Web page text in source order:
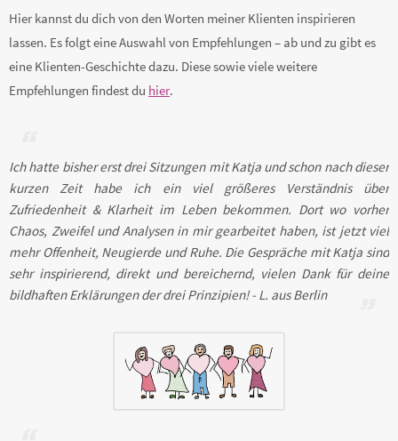
Hier kannst du dich von den Worten meiner Klienten inspirieren
lassen. Es folgt eine Auswahl von Empfehlungen – ab und zu gibt es
eine Klienten-Geschichte dazu. Diese sowie viele weitere
Empfehlungen findest du hier.
Ich hatte bisher erst drei Sitzungen mit Katja und schon nach dieser
kurzen Zeit habe ich ein viel größeres Verständnis über
Zufriedenheit & Klarheit im Leben bekommen. Dort wo vorher
Chaos, Zweifel und Analysen in mir gearbeitet haben, ist jetzt viel
mehr Offenheit, Neugierde und Ruhe. Die Gespräche mit Katja sind
sehr inspirierend, direkt und bereichernd, vielen Dank für deine
bildhaften Erklärungen der drei Prinzipien! - L. aus Berlin